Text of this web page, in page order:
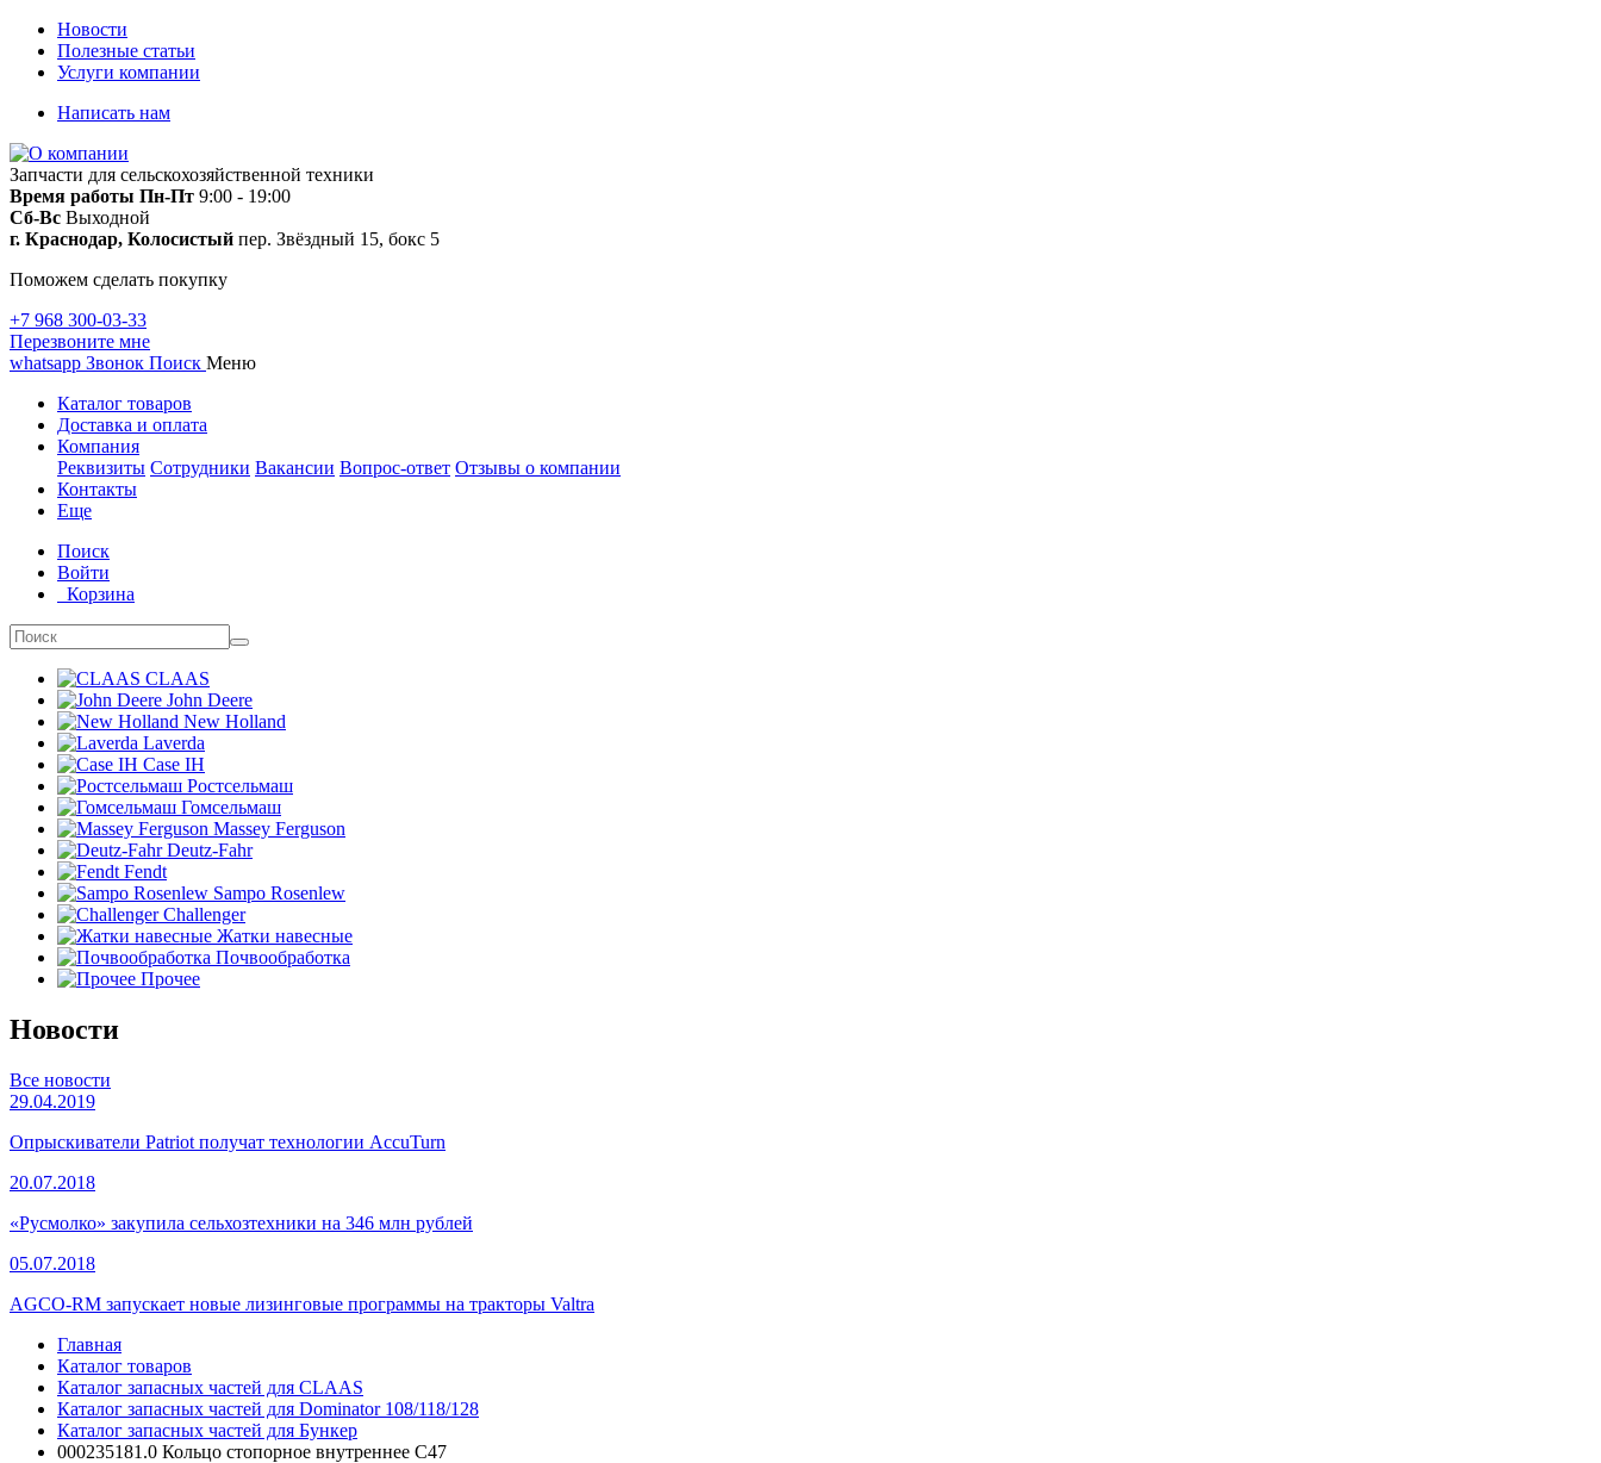
Новости
Полезные статьи
Услуги компании
Написать нам
Запчасти для сельскохозяйственной техники
Время работы Пн-Пт 9:00 - 19:00
Сб-Вс Выходной
г. Краснодар, Колосистый пер. Звёздный 15, бокс 5
Поможем сделать покупку
+7 968 300-03-33
Перезвоните мне
whatsapp Звонок Поиск Меню
Каталог товаров
Доставка и оплата
Компания
Реквизиты Сотрудники Вакансии Вопрос-ответ Отзывы о компании
Контакты
Еще
Поиск
Войти
Корзина
CLAAS
John Deere
New Holland
Laverda
Case IH
Ростсельмаш
Гомсельмаш
Massey Ferguson
Deutz-Fahr
Fendt
Sampo Rosenlew
Challenger
Жатки навесные
Почвообработка
Прочее
Новости
Все новости
29.04.2019
Опрыскиватели Patriot получат технологии AccuTurn
20.07.2018
«Русмолко» закупила сельхозтехники на 346 млн рублей
05.07.2018
AGCO-RM запускает новые лизинговые программы на тракторы Valtra
Главная
Каталог товаров
Каталог запасных частей для CLAAS
Каталог запасных частей для Dominator 108/118/128
Каталог запасных частей для Бункер
000235181.0 Кольцо стопорное внутреннее С47